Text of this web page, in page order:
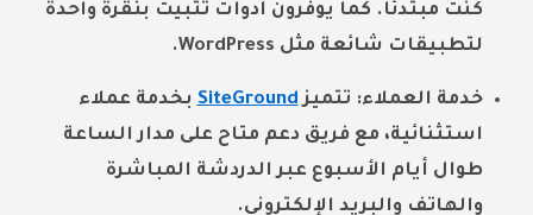
كنت مبتدئًا. كما يوفرون أدوات تثبيت بنقرة واحدة
لتطبيقات شائعة مثل WordPress.
خدمة العملاء: تتميزSiteGroundبخدمة عملاء
استثنائية، مع فريق دعم متاح على مدار الساعة
طوال أيام الأسبوع عبر الدردشة المباشرة
والهاتف والبريد الإلكتروني.